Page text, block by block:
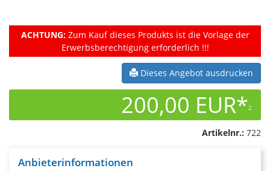
ACHTUNG:Zum Kauf dieses Produkts ist die Vorlage der
Erwerbsberechtigung erforderlich !!!
Dieses Angebot ausdrucken
200,00 EUR*2
Artikelnr.: 722
Anbieterinformationen